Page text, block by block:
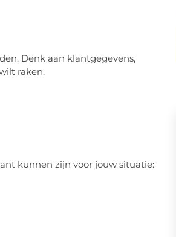
Denk aan klantgegevens,
raken.
kunnen zijn voor jouw situatie: